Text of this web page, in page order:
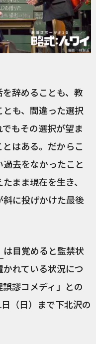
辞めることも、教
も、間違った選択
もその選択が望ま
はある。だからこ
去をなかったこと
まま現在を生き、
に投げかけた最後
は目覚めると監禁状
れている状況につ
謬コメディ」との
（日）まで下北沢の